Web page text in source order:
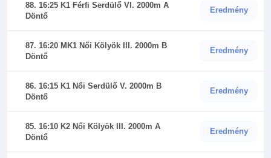
88. 16:25 K1 Férfi Serdülő VI. 2000m A
Döntő
Eredmény
87. 16:20 MK1 Női Kölyök III. 2000m B
Döntő
Eredmény
86. 16:15 K1 Női Serdülő V. 2000m B
Döntő
Eredmény
85. 16:10 K2 Női Kölyök III. 2000m A
Döntő
Eredmény